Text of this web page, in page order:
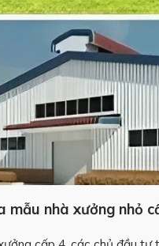
mẫu nhà xưởng nhỏ